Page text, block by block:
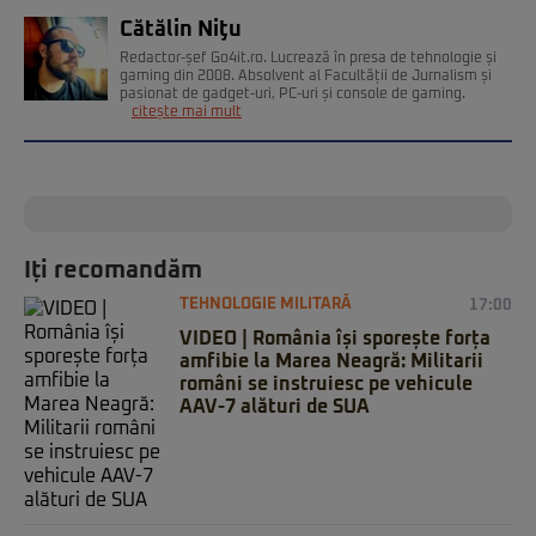
Cătălin Niţu
Redactor-șef Go4it.ro. Lucrează în presa de tehnologie și
gaming din 2008. Absolvent al Facultății de Jurnalism și
pasionat de gadget-uri, PC-uri și console de gaming.
citește mai mult
Iți recomandăm
TEHNOLOGIE MILITARĂ 17:00
VIDEO | România își sporește forța
amfibie la Marea Neagră: Militarii
români se instruiesc pe vehicule
AAV-7 alături de SUA